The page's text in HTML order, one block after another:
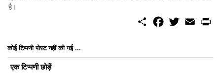
है।
S
o
w
e
E
m
कोई टिप्पणी पोस्ट नहीं की गई ...
एक टिप्पणी छोड़ें